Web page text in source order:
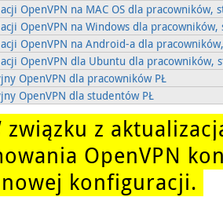
OpenVPN na MAC OS dla pracowników,
OpenVPN na Windows dla pracowników,
OpenVPN na Android-a dla
OpenVPN dla Ubuntu dla pracowników,
OpenVPN dla pracowników PŁ
OpenVPN dla studentów PŁ
związku z
OpenVPN
konfiguracji.